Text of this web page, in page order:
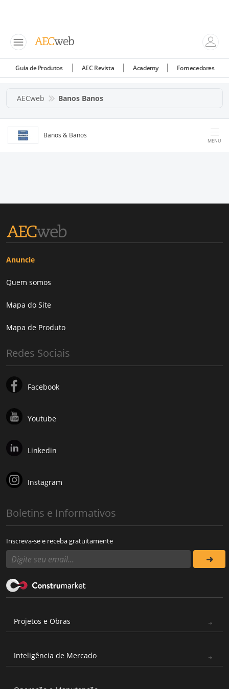
Guia de Produtos AEC Revista Academy Fornecedores
AECweb Banos Banos
Banos & Banos
MENU
Anuncie
Quem somos
Mapa do Site
Mapa de Produto
Redes Sociais
Facebook
Youtube
Linkedin
Instagram
Boletins e Informativos
Inscreva-se e receba gratuitamente
Projetos e Obras
Inteligência de Mercado